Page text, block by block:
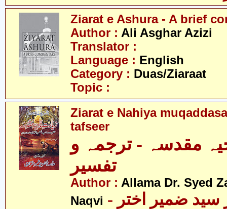
Ziarat e Ashura - A brief
Author : Ali Asghar Azizi
Translator :
Language : English
Category : Duas/Ziaraat
Topic :
Ziarat e Nahiya
tafseer
مقدسہ - ترجمہ و
تفسیر
Author : Allama Dr. Syed
Naqvi - علامہ ڈاکٹر سید ضمیر اختر